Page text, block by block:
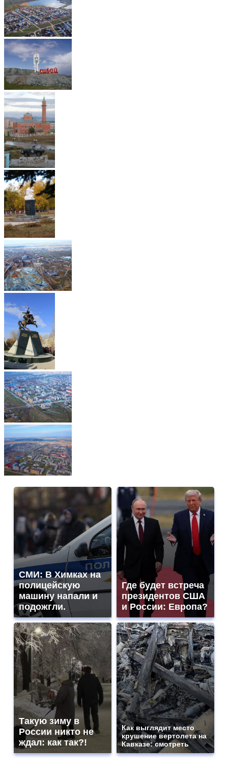
СМИ: В Химках на
полицейскую
машину напали и
подожгли.
Где будет встреча
президентов США
и России: Европа?
Такую зиму в
России никто не
ждал: как так?!
Как выглядит место
крушение вертолета на
Кавказе: смотреть